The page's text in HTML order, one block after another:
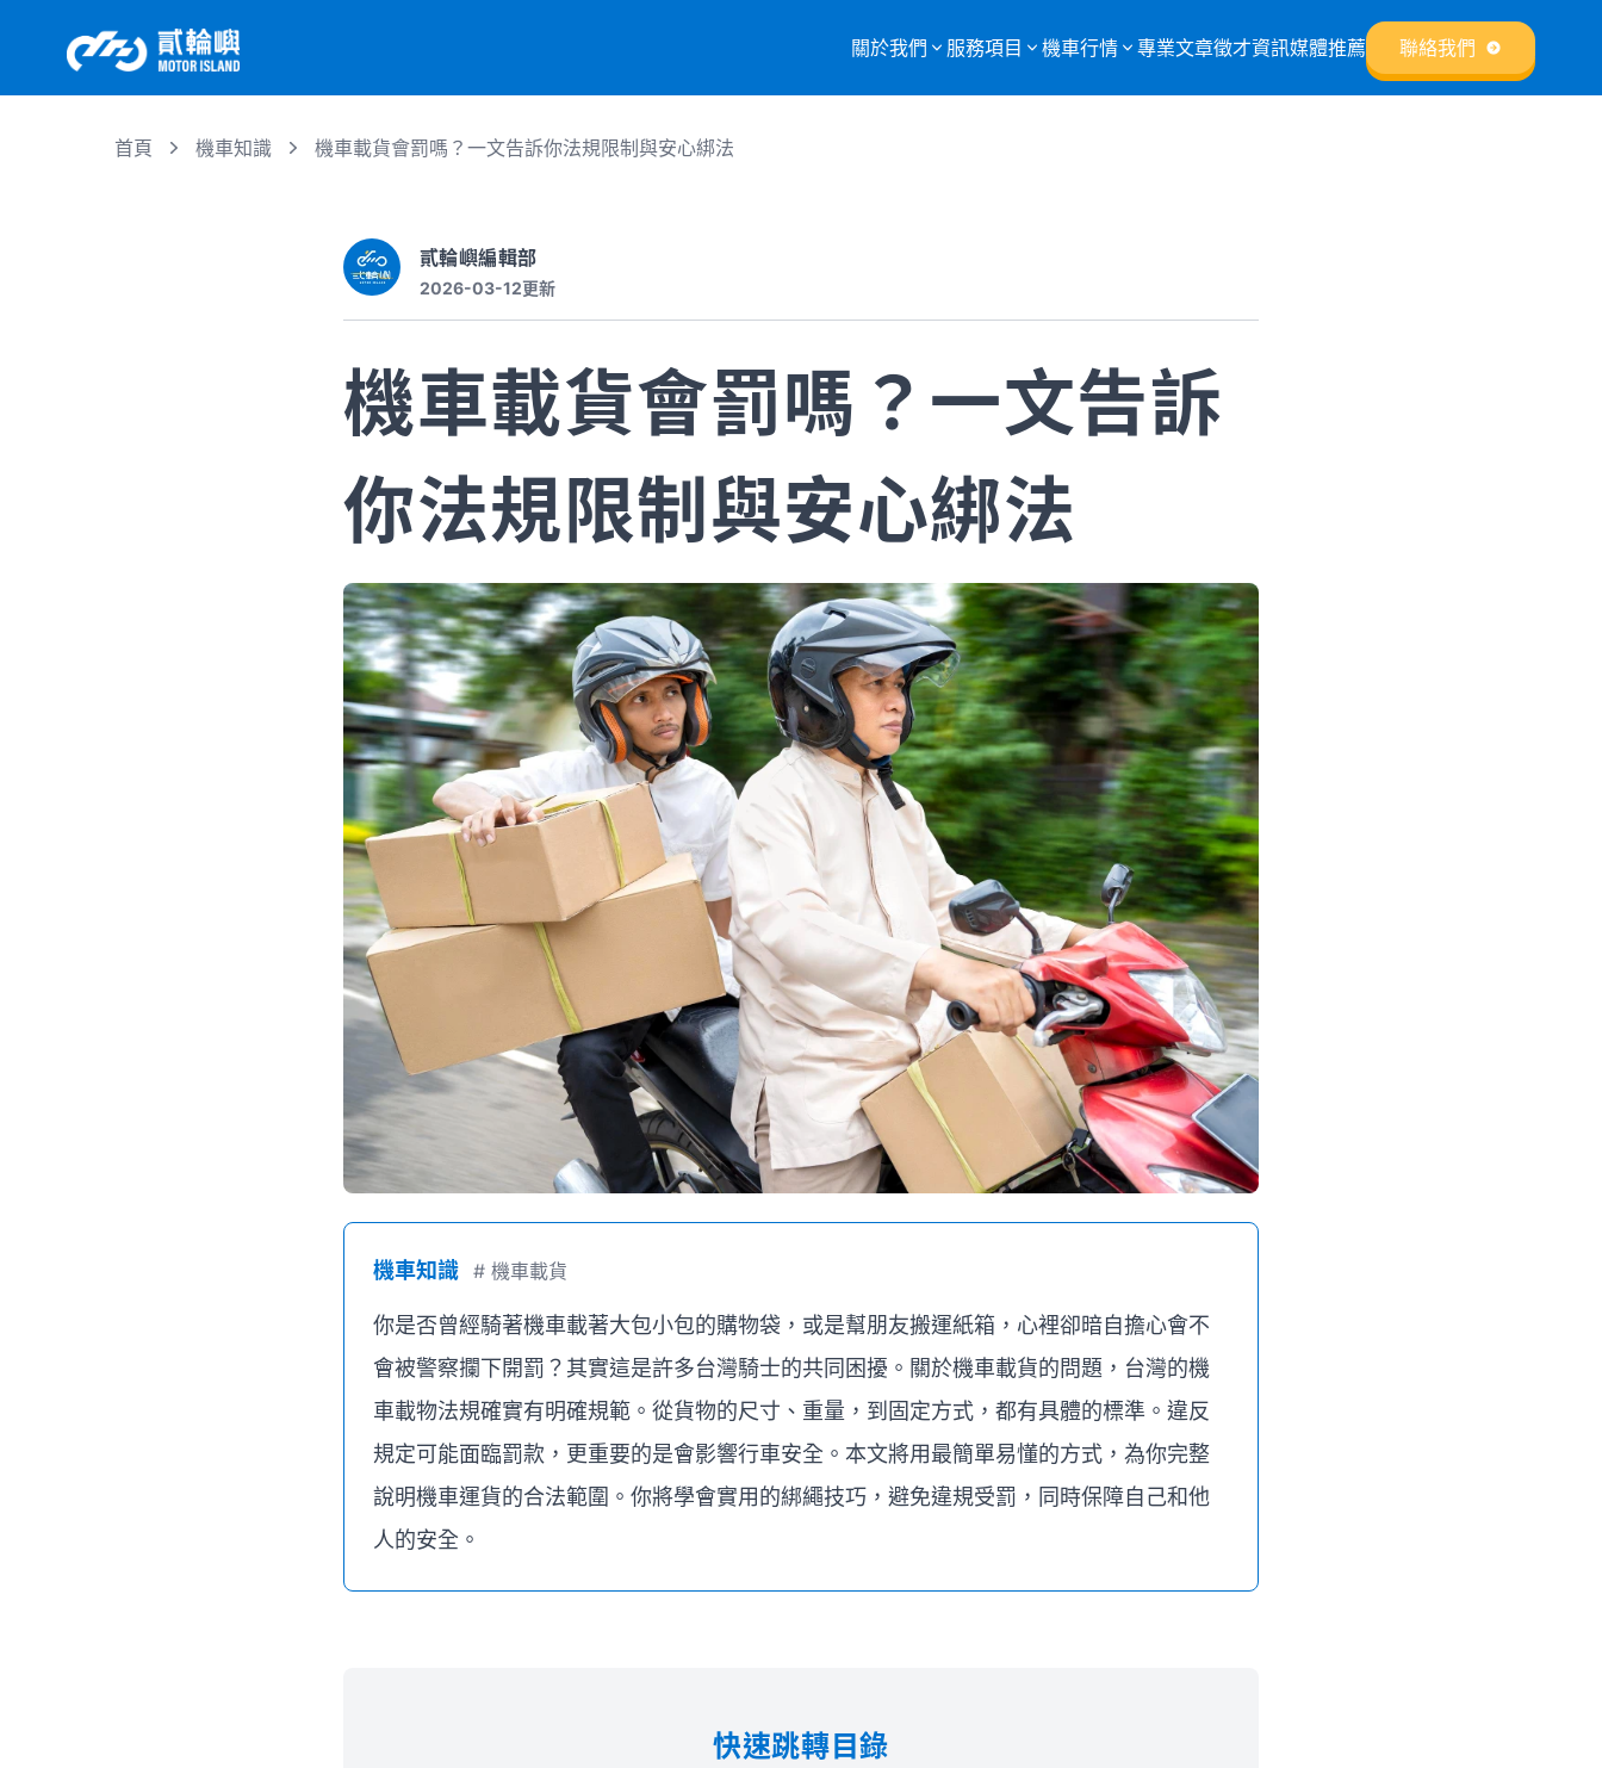
關於我們 服務項目
機車報廢
機車行情 專業文章徵才資訊媒體推薦 聯絡我們
首頁 機車知識 機車載貨會罰嗎？一文告訴你法規限制與安心綁法
貳輪嶼編輯部
2026-03-12更新
機車載貨會罰嗎？一文告訴
你法規限制與安心綁法
機車知識 # 機車載貨
你是否曾經騎著機車載著大包小包的購物袋，或是幫朋友搬運紙箱，心裡卻暗自擔心會不
會被警察攔下開罰？其實這是許多台灣騎士的共同困擾。關於機車載貨的問題，台灣的機
車載物法規確實有明確規範。從貨物的尺寸、重量，到固定方式，都有具體的標準。違反
規定可能面臨罰款，更重要的是會影響行車安全。本文將用最簡單易懂的方式，為你完整
說明機車運貨的合法範圍。你將學會實用的綁繩技巧，避免違規受罰，同時保障自己和他
人的安全。
快速跳轉目錄